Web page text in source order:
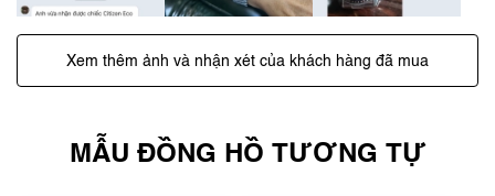
Xem thêm ảnh và nhận xét của khách hàng đã mua
MẪU ĐỒNG HỒ TƯƠNG TỰ